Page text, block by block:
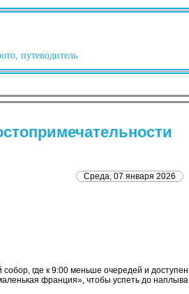
путеводитель
Среда, 07 января 2026
где к 9:00 меньше очередей и доступен
франция», чтобы успеть до наплыва